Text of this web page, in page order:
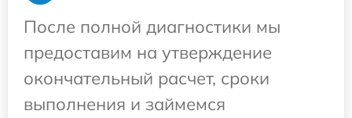
После полной диагностики мы
предоставим на утверждение
окончательный расчет, сроки
выполнения и займемся